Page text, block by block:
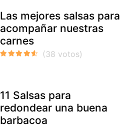
Las mejores salsas para
acompañar nuestras
carnes
11 Salsas para
redondear una buena
barbacoa